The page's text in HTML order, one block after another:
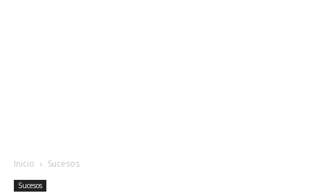
Inicio Sucesos
Sucesos